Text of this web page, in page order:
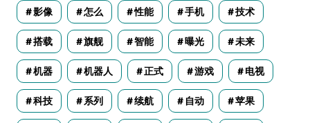
影像 怎么 性能 手机 技术
搭载 旗舰 智能 曝光 未来
机器 机器人 正式 游戏 电视
科技 系列 续航 自动 苹果